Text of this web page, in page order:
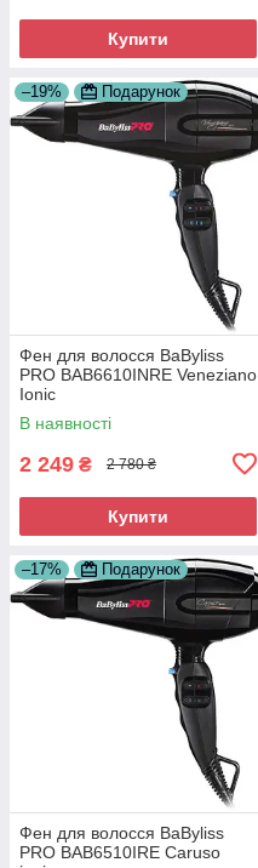
Купити
–19% Подарунок
Фен для волосся BaByliss
PRO BAB6610INRE Veneziano
Ionic
В наявності
2 249 ₴ 2 780 ₴
Купити
–17% Подарунок
Фен для волосся BaByliss
PRO BAB6510IRE Caruso